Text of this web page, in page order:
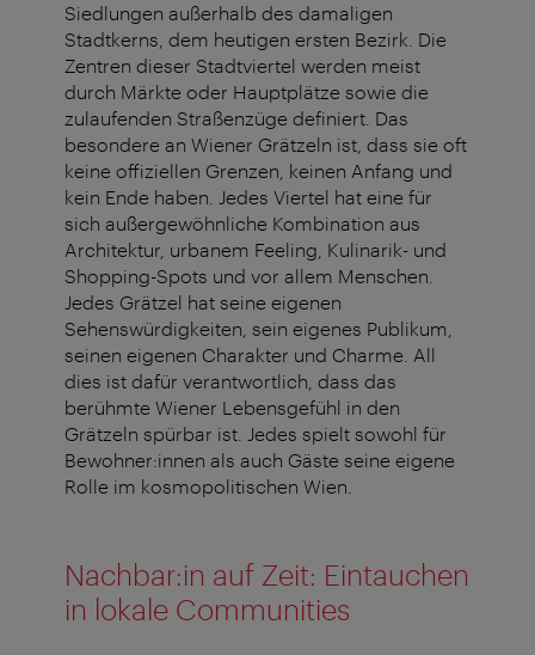
Siedlungen außerhalb des damaligen
Stadtkerns, dem heutigen ersten Bezirk. Die
Zentren dieser Stadtviertel werden meist
durch Märkte oder Hauptplätze sowie die
zulaufenden Straßenzüge definiert. Das
besondere an Wiener Grätzeln ist, dass sie oft
keine offiziellen Grenzen, keinen Anfang und
kein Ende haben. Jedes Viertel hat eine für
sich außergewöhnliche Kombination aus
Architektur, urbanem Feeling, Kulinarik- und
Shopping-Spots und vor allem Menschen.
Jedes Grätzel hat seine eigenen
Sehenswürdigkeiten, sein eigenes Publikum,
seinen eigenen Charakter und Charme. All
dies ist dafür verantwortlich, dass das
berühmte Wiener Lebensgefühl in den
Grätzeln spürbar ist. Jedes spielt sowohl für
Bewohner:innen als auch Gäste seine eigene
Rolle im kosmopolitischen Wien.
Nachbar:in auf Zeit: Eintauchen
in lokale Communities